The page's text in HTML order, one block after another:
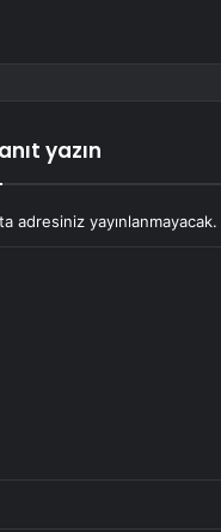
yazın
adresiniz yayınlanmayacak.